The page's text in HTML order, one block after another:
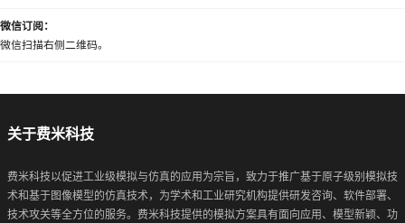
微信订阅：
微信扫描右侧二维码。
关于费米科技
费米科技以促进工业级模拟与仿真的应用为宗旨，致力于推广基于原子级别模拟技
术和基于图像模型的仿真技术，为学术和工业研究机构提供研发咨询、软件部署、
技术攻关等全方位的服务。费米科技提供的模拟方案具有面向应用、模型新颖、功